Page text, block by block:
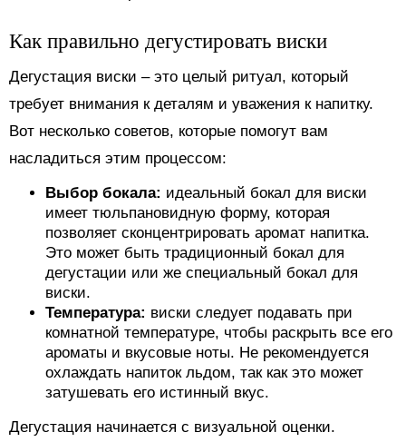
Как правильно дегустировать виски
Дегустация виски – это целый ритуал, который
требует внимания к деталям и уважения к напитку.
Вот несколько советов, которые помогут вам
насладиться этим процессом:
Выбор бокала: идеальный бокал для виски
имеет тюльпановидную форму, которая
позволяет сконцентрировать аромат напитка.
Это может быть традиционный бокал для
дегустации или же специальный бокал для
виски.
Температура: виски следует подавать при
комнатной температуре, чтобы раскрыть все его
ароматы и вкусовые ноты. Не рекомендуется
охлаждать напиток льдом, так как это может
затушевать его истинный вкус.
Дегустация начинается с визуальной оценки.